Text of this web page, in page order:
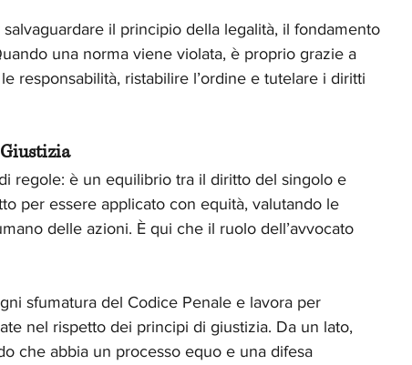
il principio della legalità, il fondamento
una norma viene violata, è proprio grazie a
responsabilità, ristabilire l’ordine e tutelare i diritti
regole: è un equilibrio tra il diritto del singolo e
per essere applicato con equità, valutando le
delle azioni. È qui che il ruolo dell’avvocato
sfumatura del Codice Penale e lavora per
nel rispetto dei principi di giustizia. Da un lato,
che abbia un processo equo e una difesa